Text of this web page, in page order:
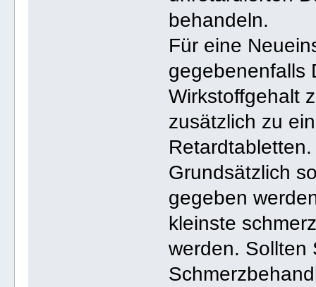
behandeln.
Für eine
gegebenenfalls
Wirkstoffgehalt
zusätzlich zu
Retardtabletten.
Grundsätzlich
gegeben
kleinste
werden. Sollten